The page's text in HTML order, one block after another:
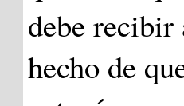
debe recibir
hecho de